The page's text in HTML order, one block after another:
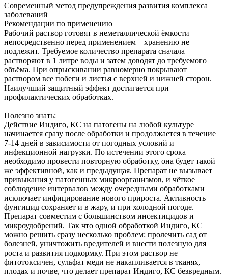
Современный метод предупреждения развития комплекса
заболеваний
Рекомендации по применению
Рабочий раствор готовят в неметаллической ёмкости
непосредственно перед применением – хранению не
подлежит. Требуемое количество препарата сначала
растворяют в 1 литре воды и затем доводят до требуемого
объёма. При опрыскивании равномерно покрывают
раствором все побеги и листья с верхней и нижней сторон.
Наилучший защитный эффект достигается при
профилактических обработках.
Полезно знать:
Действие Индиго, КС на патогены на любой культуре
начинается сразу после обработки и продолжается в течение
7-14 дней в зависимости от погодных условий и
инфекционной нагрузки. По истечении этого срока
необходимо провести повторную обработку, она будет такой
же эффективной, как и предыдущая. Препарат не вызывает
привыкания у патогенных микроорганизмов, и чёткое
соблюдение интервалов между очередными обработками
исключает инфицирование нового прироста. Активность
фунгицид сохраняет и в жару, и при холодной погоде.
Препарат совместим с большинством инсектицидов и
микроудобрений. Так что одной обработкой Индиго, КС
можно решить сразу несколько проблем: пролечить сад от
болезней, уничтожить вредителей и внести полезную для
роста и развития подкормку. При этом раствор не
фитотоксичен, сульфат меди не накапливается в тканях,
плодах и почве, что делает препарат Индиго, КС безвредным.